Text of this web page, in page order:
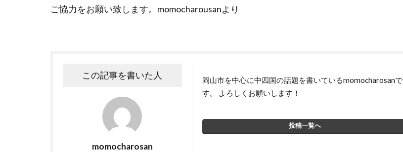
ご協力をお願い致します。momocharousanより
この記事を書いた人
momocharosan
岡山市を中心に中四国の話題を書いているmomocharosanで
す。 よろしくお願いします！
投稿一覧へ